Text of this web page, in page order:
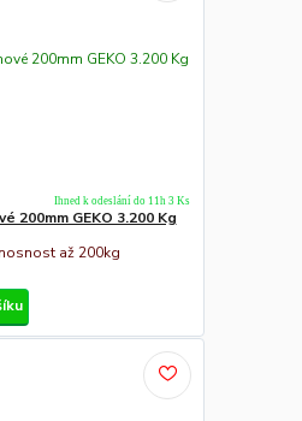
200mm GEKO 3.200 Kg
až 200kg
Ihned k odeslání do 11h 3 Ks